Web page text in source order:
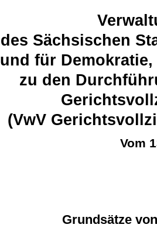
des Sächsischen
und für
zu den
(VwV
Vom
Grundsätze